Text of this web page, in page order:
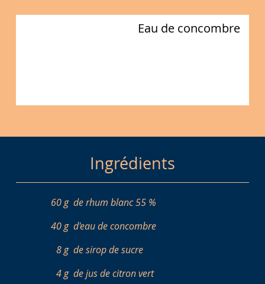
Eau de concombre
Ingrédients
60 g de rhum blanc 55 %
40 g d'eau de concombre
8 g de sirop de sucre
4 g de jus de citron vert